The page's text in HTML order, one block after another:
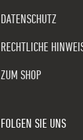
DATENSCHUTZ
RECHTLICHE
ZUM SHOP
FOLGEN SIE UNS